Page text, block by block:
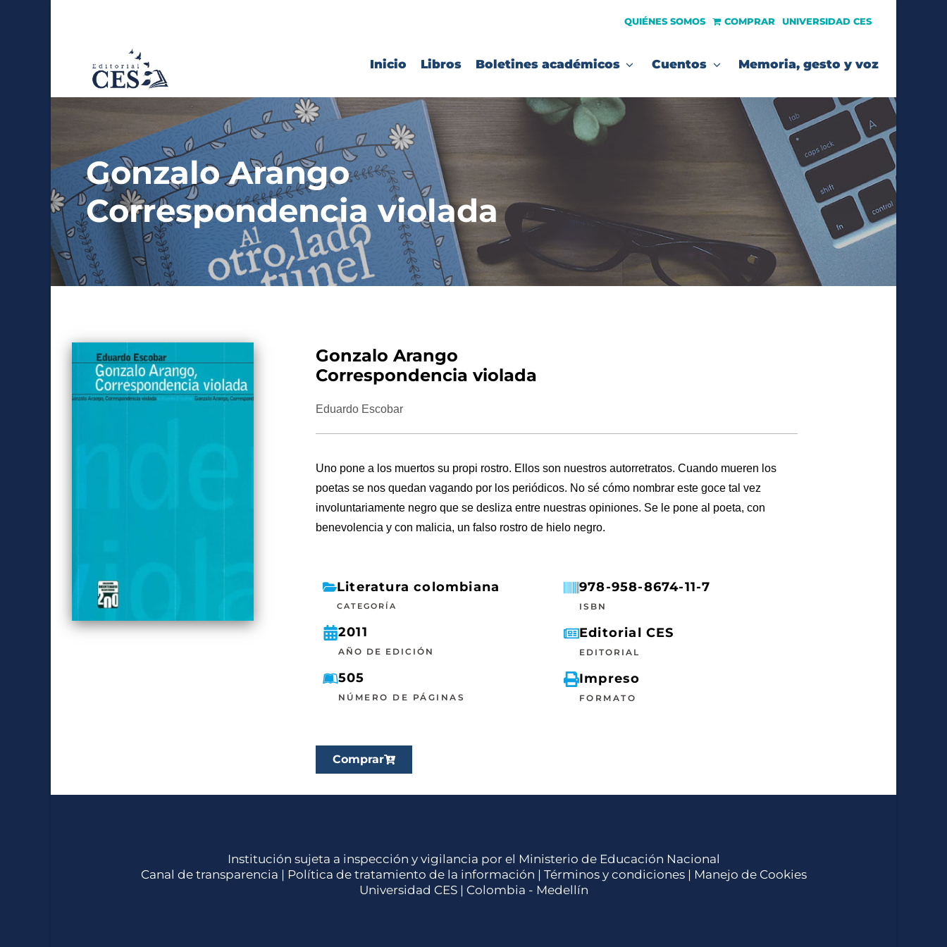
QUIÉNES SOMOS COMPRAR UNIVERSIDAD CES
Inicio Libros Boletines académicos Cuentos Memoria, gesto y voz
Gonzalo Arango
Correspondencia violada
Gonzalo Arango
Correspondencia violada
Eduardo Escobar
Uno pone a los muertos su propi rostro. Ellos son nuestros autorretratos. Cuando mueren los
poetas se nos quedan vagando por los periódicos. No sé cómo nombrar este goce tal vez
involuntariamente negro que se desliza entre nuestras opiniones. Se le pone al poeta, con
benevolencia y con malicia, un falso rostro de hielo negro.
Literatura colombiana
CATEGORÍA
2011
AÑO DE EDICIÓN
505
NÚMERO DE PÁGINAS
978-958-8674-11-7
ISBN
Editorial CES
EDITORIAL
Impreso
FORMATO
Comprar
Institución sujeta a inspección y vigilancia por el Ministerio de Educación Nacional
Canal de transparencia | Política de tratamiento de la información | Términos y condiciones| Manejo de Cookies
Universidad CES | Colombia - Medellín